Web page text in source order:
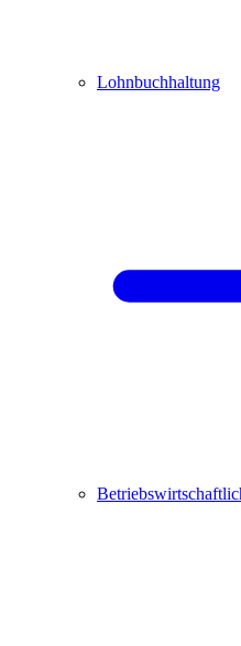
Lohnbuchhaltung